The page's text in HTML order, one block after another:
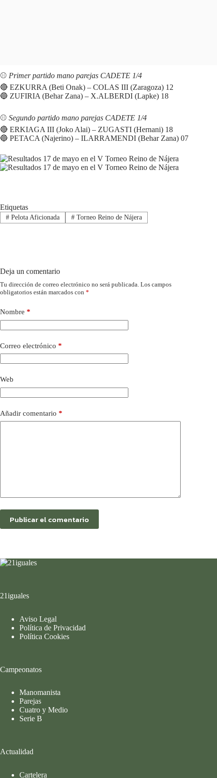
⚾️ Primer partido mano parejas CADETE 1/4
🔴 EZKURRA (Beti Onak) – COLAS III (Zaragoza) 12
🔵 ZUFIRIA (Behar Zana) – X.ALBERDI (Lapke) 18
⚾️ Segundo partido mano parejas CADETE 1/4
🔴 ERKIAGA III (Joko Alai) – ZUGASTI (Hernani) 18
🔵 PETACA (Najerino) – ILARRAMENDI (Behar Zana) 07
Etiquetas
#Pelota Aficionada #Torneo Reino de Nájera
Deja un comentario
Tu dirección de correo electrónico no será publicada. Los campos
obligatorios están marcados con *
Nombre *
Correo electrónico *
Web
Añadir comentario *
Publicar el comentario
21iguales
Aviso Legal
Política de Privacidad
Política Cookies
Campeonatos
Manomanista
Parejas
Cuatro y Medio
Serie B
Actualidad
Cartelera